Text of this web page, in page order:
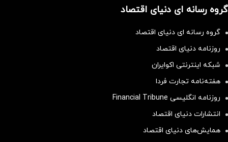
گروه رسانه ای دنیای اقتصاد
گروه رسانه ای دنیای اقتصاد
روزنامه دنیای اقتصاد
شبکه اینترنتی اکوایران
هفته‌نامه تجارت فردا
روزنامه انگلیسی Financial Tribune
انتشارات دنیای اقتصاد
همایش‌های دنیای اقتصاد